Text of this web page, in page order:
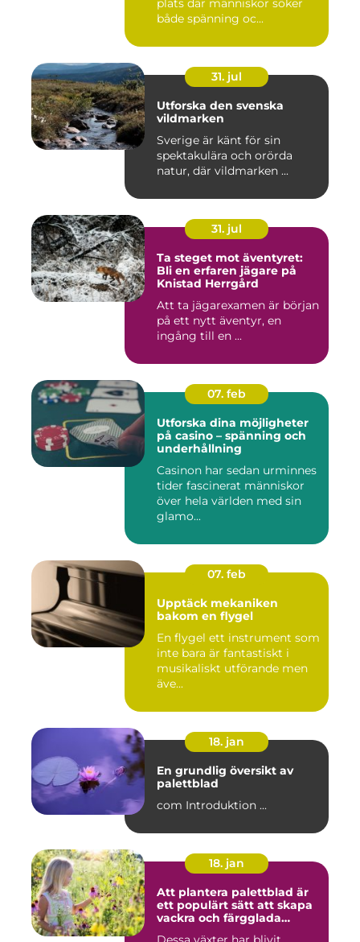
plats där människor söker
både spänning oc...
31. jul
Utforska den svenska
vildmarken
Sverige är känt för sin
spektakulära och orörda
natur, där vildmarken ...
31. jul
Ta steget mot äventyret:
Bli en erfaren jägare på
Knistad Herrgård
Att ta jägarexamen är början
på ett nytt äventyr, en
ingång till en ...
07. feb
Utforska dina möjligheter
på casino – spänning och
underhållning
Casinon har sedan urminnes
tider fascinerat människor
över hela världen med sin
glamo...
07. feb
Upptäck mekaniken
bakom en flygel
En flygel ett instrument som
inte bara är fantastiskt i
musikaliskt utförande men
äve...
18. jan
En grundlig översikt av
palettblad
com Introduktion ...
18. jan
Att plantera palettblad är
ett populärt sätt att skapa
vackra och färgglada